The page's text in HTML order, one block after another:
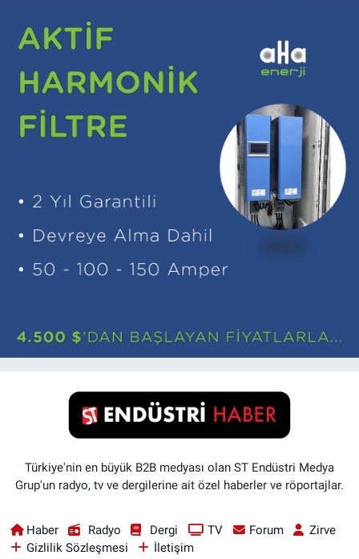
Türkiye'nin en büyük B2B medyası olan ST Endüstri Medya
Grup'un radyo, tv ve dergilerine ait özel haberler ve röportajlar.
Haber Radyo Dergi TV Forum
Zirve
Gizlilik Sözleşmesi
İletişim